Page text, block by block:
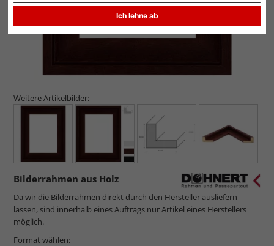
Ich lehne ab
Weitere Artikelbilder:
Bilderrahmen aus Holz
Da wir die Bilderrahmen direkt durch den Hersteller ausliefern
lassen, sind innerhalb eines Auftrags nur Artikel eines Herstellers
möglich.
Format wählen: